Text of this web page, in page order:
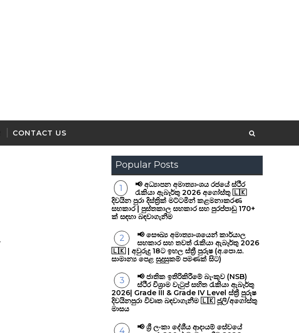
CONTACT US
Popular Posts
📢 අධ්‍යාපන අමාත්‍යාංශය රජයේ ස්ථිර
රැකියා ඇබෑර්තු 2026 අගෝස්තු 🇱🇰
දිවයින පුරා දිස්ත්‍රික් මට්ටමින් කළමනාකරණ
සහකාර | පුස්තකාල සහකාර සහ පුරප්පාඩු 170+
ක් සඳහා බඳවාගැනීම
📢 සෞඛ්‍ය අමාත්‍යාංශයෙන් කාර්යාල
සහකාර සහ තවත් රැකියා ඇබෑර්තු 2026
🇱🇰 | අවුරුදු 18ට ඉහල ස්ත්‍රී පුරුෂ (අ.පො.ස.
සාමාන්‍ය පෙළ සුදුසුකම් පමණක් සිට)
📢 ජාතික ඉතිරිකිරීමේ බැංකුව (NSB)
ස්ථිර විශ්‍රාම වැටුප් සහිත රැකියා ඇබෑර්තු
2026| Grade III & Grade IV Level ස්ත්‍රී පුරුෂ
දිවයිනපුරා විවෘත බඳවාගැනීම 🇱🇰 ජූලි/අගෝස්තු
මාසය
📢 ශ්‍රී ලංකා දේශීය ආදායම් සේවයේ